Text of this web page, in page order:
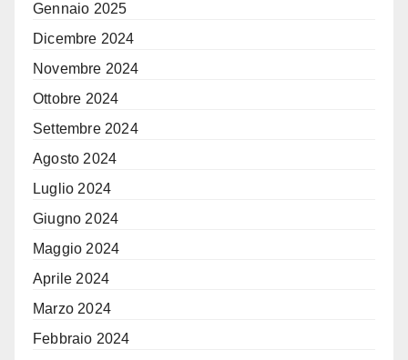
Gennaio 2025
Dicembre 2024
Novembre 2024
Ottobre 2024
Settembre 2024
Agosto 2024
Luglio 2024
Giugno 2024
Maggio 2024
Aprile 2024
Marzo 2024
Febbraio 2024